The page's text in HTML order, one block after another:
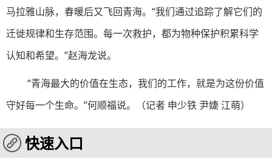
马拉雅山脉，春暖后又飞回青海。“我们通过追踪了解它们的
迁徙规律和生存范围。每一次救护，都为物种保护积累科学
认知和希望。”赵海龙说。
“青海最大的价值在生态，我们的工作，就是为这份价值
守好每一个生命。”何顺福说。
（记者 申少铁 尹婕 江萌）
快速入口